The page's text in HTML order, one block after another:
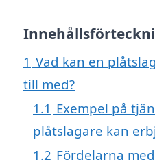
1 Vad kan en
till med?
1.1 Exempel på
plåtslagare kan
1.2 Fördelarna